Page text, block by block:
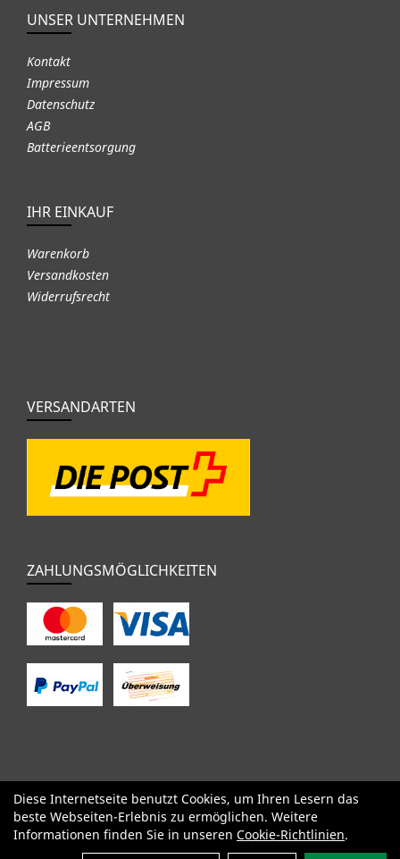
UNSER UNTERNEHMEN
Kontakt
Impressum
Datenschutz
AGB
Batterieentsorgung
IHR EINKAUF
Warenkorb
Versandkosten
Widerrufsrecht
VERSANDARTEN
ZAHLUNGSMÖGLICHKEITEN
SALE Specialized Factor Cervélo BMC Orbea
Yeti
Pinarello
OPEN Kids / BMX Komponenten
Bekleidung
Zubehör
Sale
Diese Internetseite benutzt Cookies, um Ihren Lesern das
beste Webseiten-Erlebnis zu ermöglichen. Weitere
Informationen finden Sie in unseren Cookie-Richtlinien.